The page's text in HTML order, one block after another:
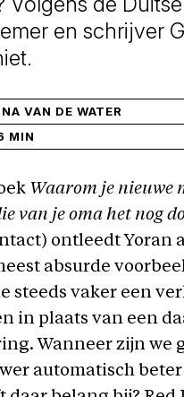
en schrijver
VAN DE WATER
MIN
Waarom je nieuwe
van je oma het nog
ontleedt Yoran
absurde
steeds vaker een
in plaats van een
Wanneer zijn we
automatisch